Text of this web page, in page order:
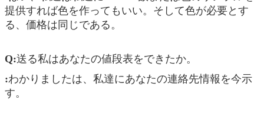
提供すれば色を作ってもいい。そして色が必要とす
る、価格は同じである。
Q:送る私はあなたの値段表をできたか。
:わかりましたは、私達にあなたの連絡先情報を今示
す。